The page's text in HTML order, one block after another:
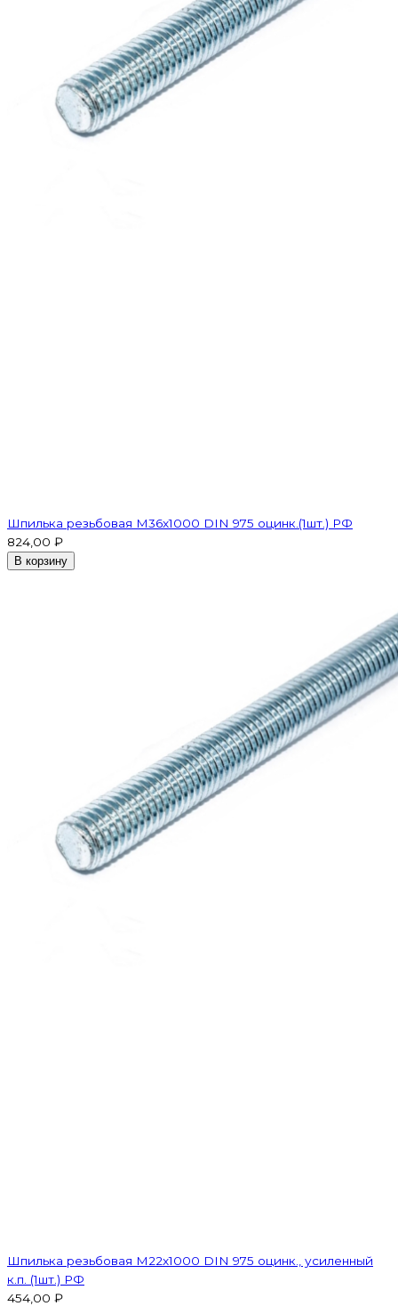
Шпилька резьбовая M36x1000 DIN 975 оцинк.(1шт.) РФ
824,00 ₽
В корзину
Шпилька резьбовая M22x1000 DIN 975 оцинк., усиленный
к.п. (1шт.) РФ
454,00 ₽